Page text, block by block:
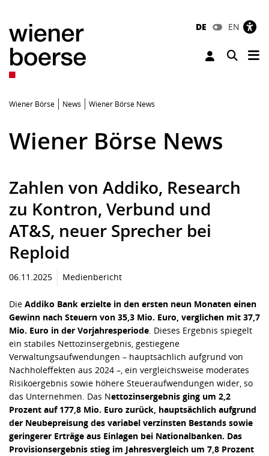
DE EN
Toggle
Wiener Börse News Wiener Börse News
Wiener Börse News
Zahlen von Addiko, Research
zu Kontron, Verbund und
AT&S, neuer Sprecher bei
Reploid
06.11.2025 Medienbericht
Die Addiko Bank erzielte in den ersten neun Monaten einen
Gewinn nach Steuern von 35,3 Mio. Euro, verglichen mit 37,7
Mio. Euro in der Vorjahresperiode. Dieses Ergebnis spiegelt
ein stabiles Nettozinsergebnis, gestiegene
Verwaltungsaufwendungen – hauptsächlich aufgrund von
Nachholeffekten aus 2024 –, ein vergleichsweise moderates
Risikoergebnis sowie höhere Steueraufwendungen wider, so
das Unternehmen. Das Nettozinsergebnis ging um 2,2
Prozent auf 177,8 Mio. Euro zurück, hauptsächlich aufgrund
der Neubepreisung des variabel verzinsten Bestands sowie
geringerer Erträge aus Einlagen bei Nationalbanken. Das
Provisionsergebnis stieg im Jahresvergleich um 7,8 Prozent